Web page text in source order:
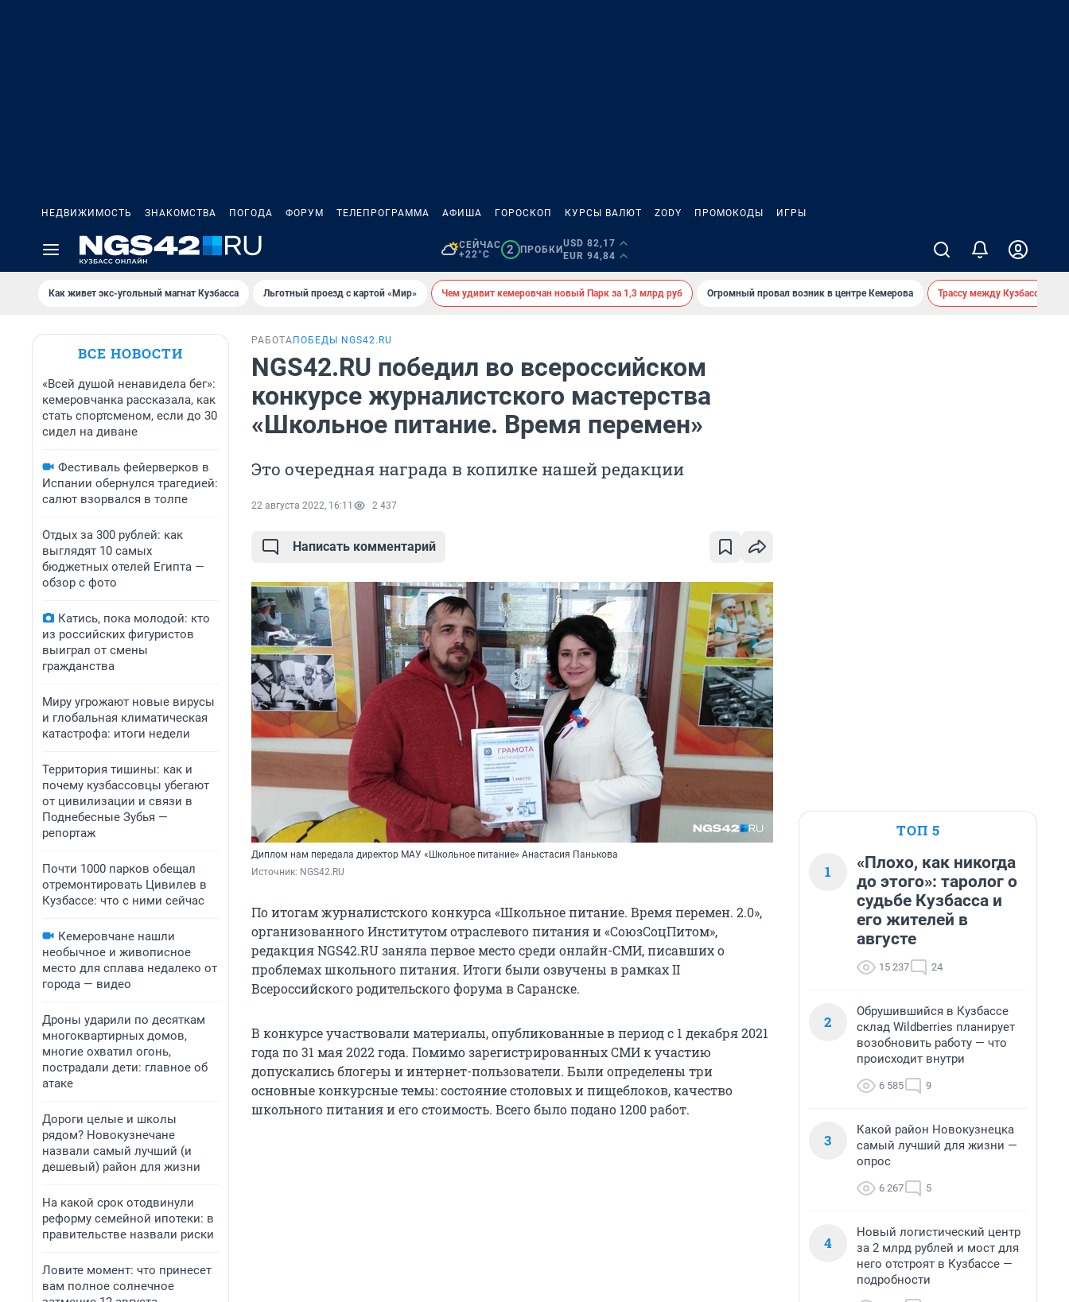
НЕДВИЖИМОСТЬ ЗНАКОМСТВА ПОГОДА ФОРУМ ТЕЛЕПРОГРАММА АФИША ГОРОСКОП КУРСЫ ВАЛЮТ ZODY ПРОМОКОДЫ ИГРЫ
СЕЙЧАС
+22°C
2 ПРОБКИ
USD 82,17
EUR 94,84
Как живет экс-угольный магнат Кузбасса Льготный проезд с картой «Мир» Чем удивит кемеровчан новый Парк за 1,3 млрд руб Огромный провал возник в центре Кемерова Трассу между Кузбассом и
ВСЕ НОВОСТИ
«Всей душой ненавидела бег»:
кемеровчанка рассказала, как
стать спортсменом, если до 30
сидел на диване
Фестиваль фейерверков в
Испании обернулся трагедией:
салют взорвался в толпе
Отдых за 300 рублей: как
выглядят 10 самых
бюджетных отелей Египта —
обзор с фото
Катись, пока молодой: кто
из российских фигуристов
выиграл от смены
гражданства
Миру угрожают новые вирусы
и глобальная климатическая
катастрофа: итоги недели
Территория тишины: как и
почему кузбассовцы убегают
от цивилизации и связи в
Поднебесные Зубья —
репортаж
Почти 1000 парков обещал
отремонтировать Цивилев в
Кузбассе: что с ними сейчас
Кемеровчане нашли
необычное и живописное
место для сплава недалеко от
города — видео
Дроны ударили по десяткам
многоквартирных домов,
многие охватил огонь,
пострадали дети: главное об
атаке
Дороги целые и школы
рядом? Новокузнечане
назвали самый лучший (и
дешевый) район для жизни
На какой срок отодвинули
реформу семейной ипотеки: в
правительстве назвали риски
Ловите момент: что принесет
вам полное солнечное
РАБОТА ПОБЕДЫ NGS42.RU
NGS42.RU победил во всероссийском
конкурсе журналистского мастерства
«Школьное питание. Время перемен»
Это очередная награда в копилке нашей редакции
22 августа 2022, 16:11 2 437
Написать комментарий
Диплом нам передала директор МАУ «Школьное питание» Анастасия Панькова
Источник: NGS42.RU
По итогам журналистского конкурса «Школьное питание. Время перемен. 2.0»,
организованного Институтом отраслевого питания и «СоюзСоцПитом»,
редакция NGS42.RU заняла первое место среди онлайн-СМИ, писавших о
проблемах школьного питания. Итоги были озвучены в рамках II
Всероссийского родительского форума в Саранске.
В конкурсе участвовали материалы, опубликованные в период с 1 декабря 2021
года по 31 мая 2022 года. Помимо зарегистрированных СМИ к участию
допускались блогеры и интернет-пользователи. Были определены три
основные конкурсные темы: состояние столовых и пищеблоков, качество
школьного питания и его стоимость. Всего было подано 1200 работ.
ТОП 5
1
«Плохо, как никогда
до этого»: таролог о
судьбе Кузбасса и
его жителей в
августе
15 237 24
2
Обрушившийся в Кузбассе
склад Wildberries планирует
возобновить работу — что
происходит внутри
6 585 9
3
Какой район Новокузнецка
самый лучший для жизни —
опрос
6 267 5
4
Новый логистический центр
за 2 млрд рублей и мост для
него отстроят в Кузбассе —
подробности